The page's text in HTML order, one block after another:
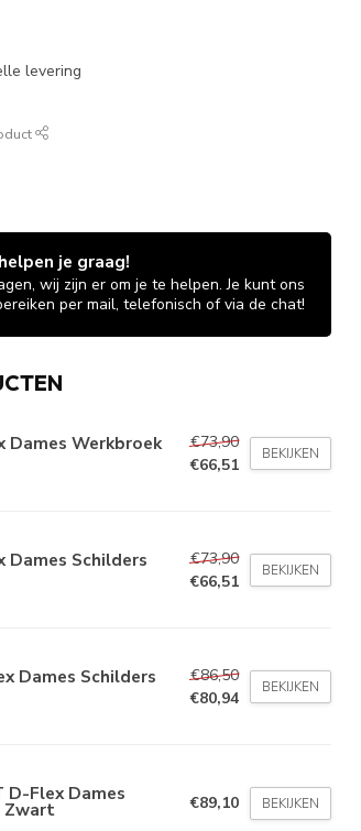
levering
je graag!
wij zijn er om je te helpen. Je kunt ons
per mail, telefonisch of via de chat!
Dames Werkbroek
€73,90
€66,51
BEKIJKEN
Dames Schilders
€73,90
€66,51
BEKIJKEN
Dames Schilders
€86,50
€80,94
BEKIJKEN
D-Flex Dames
Zwart €89,10 BEKIJKEN